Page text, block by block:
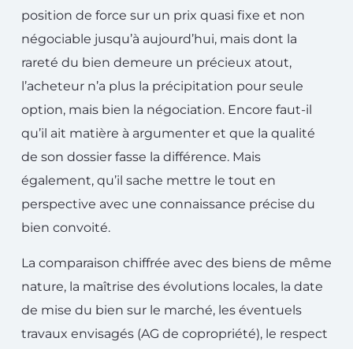
position de force sur un prix quasi fixe et non
négociable jusqu’à aujourd’hui, mais dont la
rareté du bien demeure un précieux atout,
l’acheteur n’a plus la précipitation pour seule
option, mais bien la négociation. Encore faut-il
qu’il ait matière à argumenter et que la qualité
de son dossier fasse la différence. Mais
également, qu’il sache mettre le tout en
perspective avec une connaissance précise du
bien convoité.
La comparaison chiffrée avec des biens de même
nature, la maîtrise des évolutions locales, la date
de mise du bien sur le marché, les éventuels
travaux envisagés (AG de copropriété), le respect